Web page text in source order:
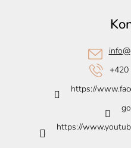
info@
https://
https://